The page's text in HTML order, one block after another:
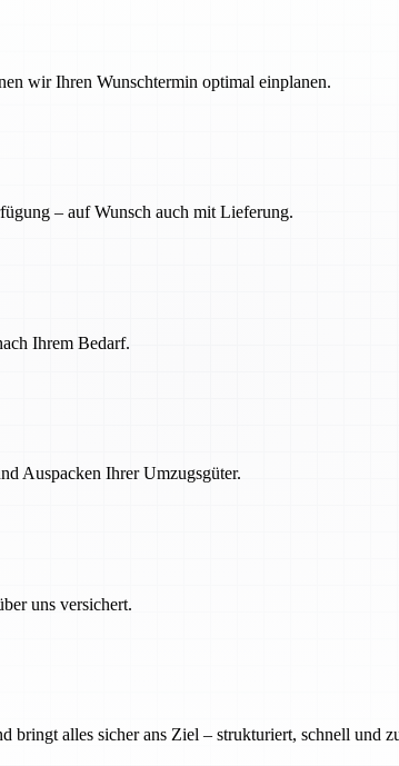
wir Ihren Wunschtermin optimal einplanen.
– auf Wunsch auch mit Lieferung.
Ihrem Bedarf.
Auspacken Ihrer Umzugsgüter.
uns versichert.
bringt alles sicher ans Ziel – strukturiert, schnell und